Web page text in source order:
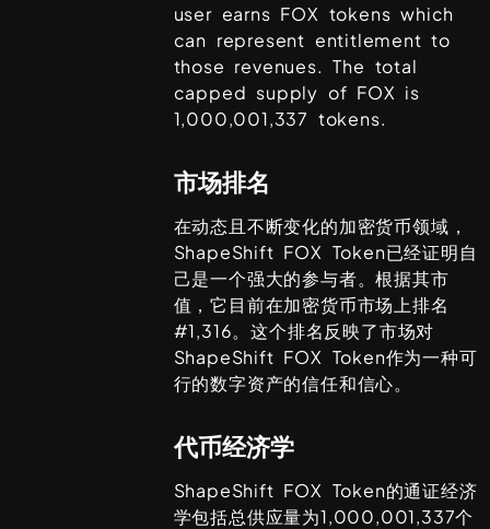
user earns FOX tokens which
can represent entitlement to
those revenues. The total
capped supply of FOX is
1,000,001,337 tokens.
市场排名
在动态且不断变化的加密货币领域，
ShapeShift FOX Token已经证明自
己是一个强大的参与者。根据其市
值，它目前在加密货币市场上排名
#1,316。这个排名反映了市场对
ShapeShift FOX Token作为一种可
行的数字资产的信任和信心。
代币经济学
ShapeShift FOX Token的通证经济
学包括总供应量为1,000,001,337个